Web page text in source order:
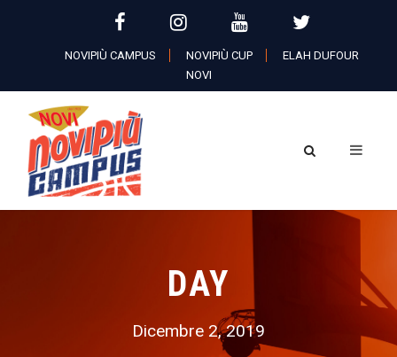
NOVIPIÙ CAMPUS NOVIPIÙ CUP
ELAH DUFOUR
NOVI
DAY
Dicembre 2, 2019